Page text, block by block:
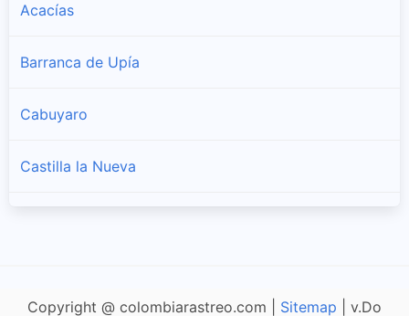
Acacías
Barranca de Upía
Cabuyaro
Castilla la Nueva
Copyright @ colombiarastreo.com | Sitemap | v.Do